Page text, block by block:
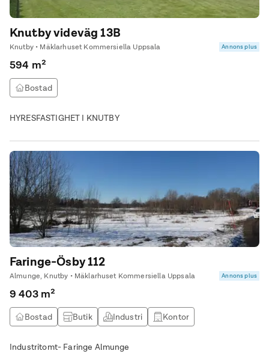
Knutby videväg 13B
Knutby • Mäklarhuset Kommersiella Uppsala Annons plus
594 m²
Bostad
HYRESFASTIGHET I KNUTBY
Faringe-Ösby 112
Almunge, Knutby • Mäklarhuset Kommersiella Uppsala Annons plus
9 403 m²
Bostad Butik Industri Kontor
Industritomt- Faringe Almunge